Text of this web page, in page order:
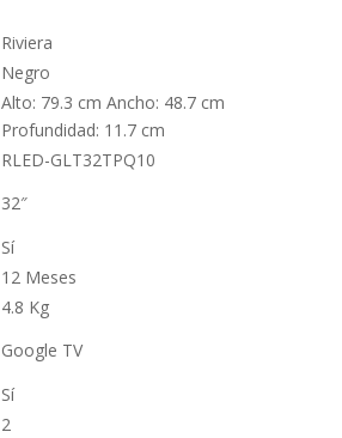
Riviera
Negro
Alto: 79.3 cm Ancho: 48.7 cm
Profundidad: 11.7 cm
RLED-GLT32TPQ10
32″
Sí
12 Meses
4.8 Kg
Google TV
Sí
2